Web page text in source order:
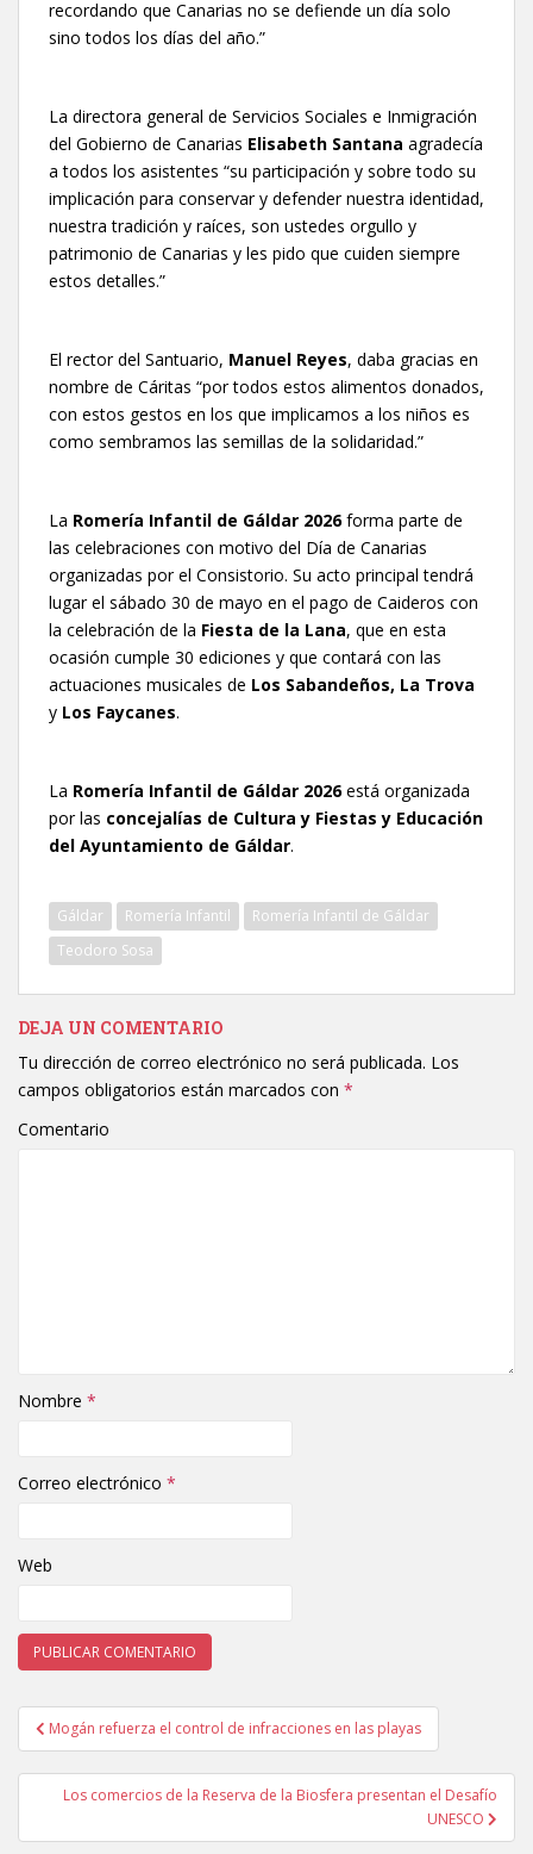
recordando que Canarias no se defiende un día solo
sino todos los días del año.”
La directora general de Servicios Sociales e Inmigración
del Gobierno de Canarias Elisabeth Santana agradecía
a todos los asistentes “su participación y sobre todo su
implicación para conservar y defender nuestra identidad,
nuestra tradición y raíces, son ustedes orgullo y
patrimonio de Canarias y les pido que cuiden siempre
estos detalles.”
El rector del Santuario, Manuel Reyes, daba gracias en
nombre de Cáritas “por todos estos alimentos donados,
con estos gestos en los que implicamos a los niños es
como sembramos las semillas de la solidaridad.”
La Romería Infantil de Gáldar 2026forma parte de
las celebraciones con motivo del Día de Canarias
organizadas por el Consistorio. Su acto principal tendrá
lugar el sábado 30 de mayo en el pago de Caideros con
la celebración de la Fiesta de la Lana, que en esta
ocasión cumple 30 ediciones y que contará con las
actuaciones musicales de Los Sabandeños, La Trova
y Los Faycanes.
La Romería Infantil de Gáldar 2026está organizada
por las concejalías de Cultura y Fiestas y Educación
del Ayuntamiento de Gáldar.
Gáldar Romería Infantil
Romería Infantil de Gáldar
Teodoro Sosa
DEJA UN COMENTARIO
Tu dirección de correo electrónico no será publicada. Los
campos obligatorios están marcados con *
Comentario
Nombre *
Correo electrónico *
Web
Navegación de entradas
Mogán refuerza el control de infracciones en las playas
Los comercios de la Reserva de la Biosfera presentan el Desafío
UNESCO